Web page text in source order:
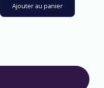
Ajouter au panier